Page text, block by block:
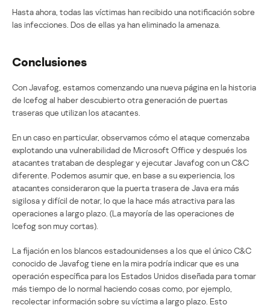
Hasta ahora, todas las víctimas han recibido una notificación sobre
las infecciones. Dos de ellas ya han eliminado la amenaza.
Conclusiones
Con Javafog, estamos comenzando una nueva página en la historia
de Icefog al haber descubierto otra generación de puertas
traseras que utilizan los atacantes.
En un caso en particular, observamos cómo el ataque comenzaba
explotando una vulnerabilidad de Microsoft Office y después los
atacantes trataban de desplegar y ejecutar Javafog con un C&C
diferente. Podemos asumir que, en base a su experiencia, los
atacantes consideraron que la puerta trasera de Java era más
sigilosa y difícil de notar, lo que la hace más atractiva para las
operaciones a largo plazo. (La mayoría de las operaciones de
Icefog son muy cortas).
La fijación en los blancos estadounidenses a los que el único C&C
conocido de Javafog tiene en la mira podría indicar que es una
operación específica para los Estados Unidos diseñada para tomar
más tiempo de lo normal haciendo cosas como, por ejemplo,
recolectar información sobre su víctima a largo plazo. Esto